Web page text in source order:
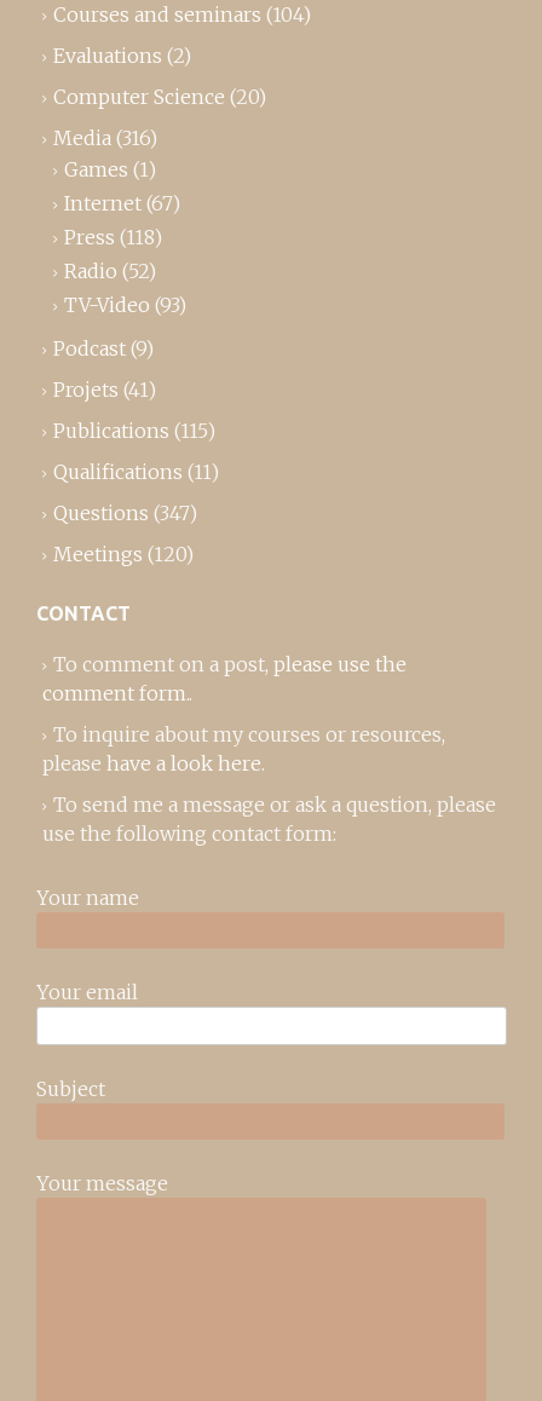
Courses and seminars (104)
Evaluations (2)
Computer Science (20)
Media (316)
Games (1)
Internet (67)
Press (118)
Radio (52)
TV-Video (93)
Podcast (9)
Projets (41)
Publications (115)
Qualifications (11)
Questions (347)
Meetings (120)
CONTACT
To comment on a post, please use the
comment form..
To inquire about my courses or resources,
please have a look here.
To send me a message or ask a question, please
use the following contact form:
Your name
Your email
Subject
Your message